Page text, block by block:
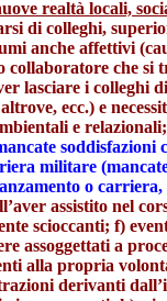
realtà locali,
di colleghi,
anche affettivi
collaboratore che si
lasciare i colleghi
ecc.) e
e relazionali;
soddisfazioni
militare
o carriera,
assistito nel
scioccanti; f)
assoggettati a
alla propria
derivanti